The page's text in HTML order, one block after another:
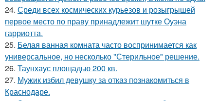
24. Среди всех космических курьезов и розыгрышей
первое место по праву принадлежит шутке Оуэна
гарриотта.
25. Белая ванная комната часто воспринимается как
универсальное, но несколько "Стерильное" решение.
26. Таунхаус площадью 200 кв.
27. Мужик избил девушку за отказ познакомиться в
Краснодаре.